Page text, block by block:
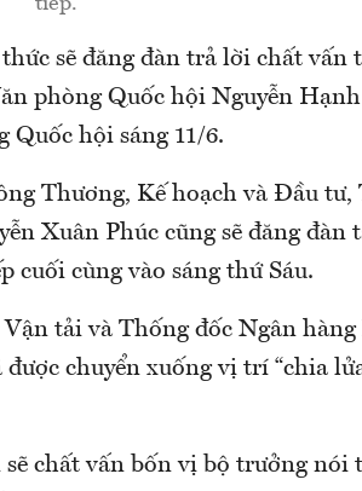
sẽ đăng đàn trả lời chất vấn
phòng Quốc hội Nguyễn
Quốc hội sáng 11/6.
Thương, Kế hoạch và Đầu tư,
Xuân Phúc cũng sẽ đăng đàn
cuối cùng vào sáng thứ Sáu.
tải và Thống đốc Ngân
chuyển xuống vị trí “chia
chất vấn bốn vị bộ trưởng nói